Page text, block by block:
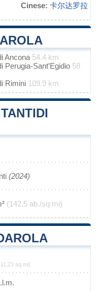
Cinese: 卡尔达罗拉
Ancona 54.4 km
Perugia-Sant'Egidio 58
Rimini 109.9 km
(2024)
(142,5 ab./sq mi)
sq mi)